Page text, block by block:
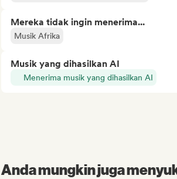
Mereka tidak ingin menerima...
Musik Afrika
Musik yang dihasilkan AI
Menerima musik yang dihasilkan AI
Anda mungkin juga